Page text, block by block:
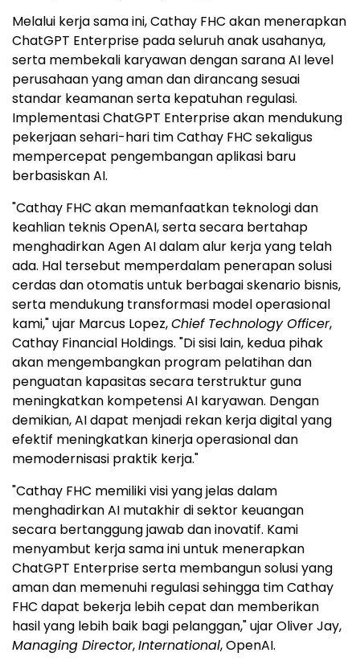
Melalui kerja sama ini, Cathay FHC akan menerapkan
ChatGPT Enterprise pada seluruh anak usahanya,
serta membekali karyawan dengan sarana AI level
perusahaan yang aman dan dirancang sesuai
standar keamanan serta kepatuhan regulasi.
Implementasi ChatGPT Enterprise akan mendukung
pekerjaan sehari-hari tim Cathay FHC sekaligus
mempercepat pengembangan aplikasi baru
berbasiskan AI.
"Cathay FHC akan memanfaatkan teknologi dan
keahlian teknis OpenAI, serta secara bertahap
menghadirkan Agen AI dalam alur kerja yang telah
ada. Hal tersebut memperdalam penerapan solusi
cerdas dan otomatis untuk berbagai skenario bisnis,
serta mendukung transformasi model operasional
kami," ujar Marcus Lopez,Chief Technology Officer,
Cathay Financial Holdings. "Di sisi lain, kedua pihak
akan mengembangkan program pelatihan dan
penguatan kapasitas secara terstruktur guna
meningkatkan kompetensi AI karyawan. Dengan
demikian, AI dapat menjadi rekan kerja digital yang
efektif meningkatkan kinerja operasional dan
memodernisasi praktik kerja."
"Cathay FHC memiliki visi yang jelas dalam
menghadirkan AI mutakhir di sektor keuangan
secara bertanggung jawab dan inovatif. Kami
menyambut kerja sama ini untuk menerapkan
ChatGPT Enterprise serta membangun solusi yang
aman dan memenuhi regulasi sehingga tim Cathay
FHC dapat bekerja lebih cepat dan memberikan
hasil yang lebih baik bagi pelanggan," ujar Oliver Jay,
Managing Director,International, OpenAI.